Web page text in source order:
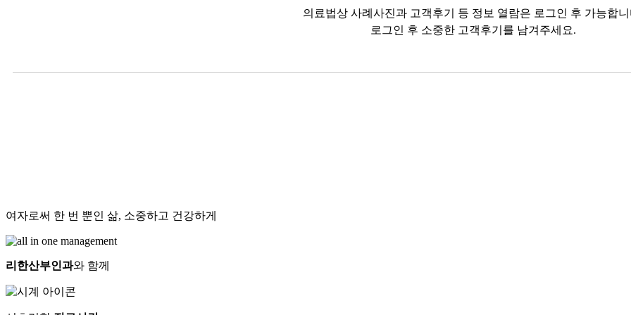
의료법상 사례사진과 고객후기 등 정보 열람은 로그인 후 가능합니
로그인 후 소중한 고객후기를 남겨주세요.
여자로써 한 번 뿐인 삶, 소중하고 건강하게
리한산부인과와 함께